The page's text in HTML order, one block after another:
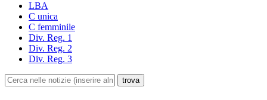
LBA
C unica
C femminile
Div. Reg. 1
Div. Reg. 2
Div. Reg. 3